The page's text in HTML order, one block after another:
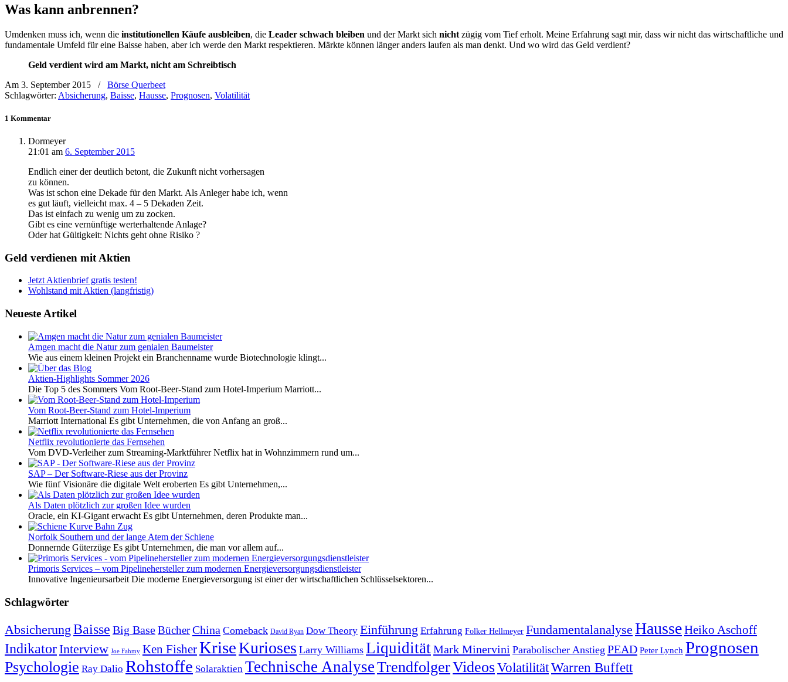
Was kann anbrennen?
Umdenken muss ich, wenn die institutionellen Käufe ausbleiben, die Leader schwach bleiben und der Markt sich nicht zügig vom Tief erholt. Meine Erfahrung sagt mir, dass wir nicht das wirtschaftliche und
fundamentale Umfeld für eine Baisse haben, aber ich werde den Markt respektieren. Märkte können länger anders laufen als man denkt. Und wo wird das Geld verdient?
Geld verdient wird am Markt, nicht am Schreibtisch
Am 3. September 2015
/
Börse Querbeet
Schlagwörter: Absicherung, Baisse, Hausse, Prognosen, Volatilität
1 Kommentar
Dormeyer
21:01 am 6. September 2015
Endlich einer der deutlich betont, die Zukunft nicht vorhersagen
zu können.
Was ist schon eine Dekade für den Markt. Als Anleger habe ich, wenn
es gut läuft, vielleicht max. 4 – 5 Dekaden Zeit.
Das ist einfach zu wenig um zu zocken.
Gibt es eine vernünftige werterhaltende Anlage?
Oder hat Gültigkeit: Nichts geht ohne Risiko ?
Geld verdienen mit Aktien
Jetzt Aktienbrief gratis testen!
Wohlstand mit Aktien (langfristig)
Neueste Artikel
Amgen macht die Natur zum genialen Baumeister
Wie aus einem kleinen Projekt ein Branchenname wurde Biotechnologie klingt...
Aktien-Highlights Sommer 2026
Die Top 5 des Sommers Vom Root-Beer-Stand zum Hotel-Imperium Marriott...
Vom Root-Beer-Stand zum Hotel-Imperium
Marriott International Es gibt Unternehmen, die von Anfang an groß...
Netflix revolutionierte das Fernsehen
Vom DVD-Verleiher zum Streaming-Marktführer Netflix hat in Wohnzimmern rund um...
SAP – Der Software-Riese aus der Provinz
Wie fünf Visionäre die digitale Welt eroberten Es gibt Unternehmen,...
Als Daten plötzlich zur großen Idee wurden
Oracle, ein KI-Gigant erwacht Es gibt Unternehmen, deren Produkte man...
Norfolk Southern und der lange Atem der Schiene
Donnernde Güterzüge Es gibt Unternehmen, die man vor allem auf...
Primoris Services – vom Pipelinehersteller zum modernen Energieversorgungsdienstleister
Innovative Ingenieursarbeit Die moderne Energieversorgung ist einer der wirtschaftlichen Schlüsselsektoren...
Schlagwörter
Absicherung Baisse Big BaseBücherChina Comeback David Ryan Dow Theory Einführung Erfahrung Folker Hellmeyer Fundamentalanalyse HausseHeiko Aschoff
IndikatorInterview Joe Fahmy Ken FisherKriseKurioses Larry Williams LiquiditätMark Minervini Parabolischer Anstieg PEAD Peter Lynch Prognosen
Psychologie Ray Dalio Rohstoffe Solaraktien Technische AnalyseTrendfolgerVideosVolatilitätWarren Buffett